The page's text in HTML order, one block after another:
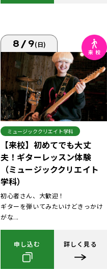
8/9(日)
ミュージッククリエイト学科
【来校】初めてでも大丈
夫！ギターレッスン体験
（ミュージッククリエイト
学科）
初心者さん、大歓迎！
ギターを弾いてみたいけどきっかけ
がな...
申し込む 詳しく見る